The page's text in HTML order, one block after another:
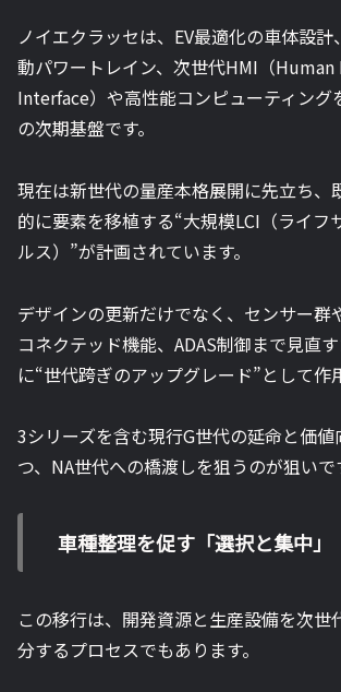
ノイエクラッセは、EV最適化の車体設
動パワートレイン、次世代HMI（Human
Interface）や高性能コンピューティング
の次期基盤です。
現在は新世代の量産本格展開に先立ち、
的に要素を移植する“大規模LCI（ライフ
ルス）”が計画されています。
デザインの更新だけでなく、センサー群
コネクテッド機能、ADAS制御まで見直
に“世代跨ぎのアップグレード”として作
3シリーズを含む現行G世代の延命と価値
つ、NA世代への橋渡しを狙うのが狙いで
車種整理を促す「選択と集中」
この移行は、開発資源と生産設備を次世
分するプロセスでもあります。